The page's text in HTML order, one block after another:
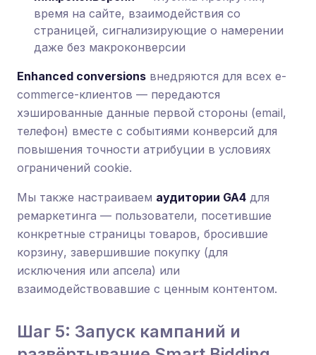
время на сайте, взаимодействия со
страницей, сигнализирующие о намерении
даже без макроконверсии
Enhanced conversions внедряются для всех e-
commerce-клиентов — передаются
хэшированные данные первой стороны (email,
телефон) вместе с событиями конверсий для
повышения точности атрибуции в условиях
ограничений cookie.
Мы также настраиваем аудитории GA4 для
ремаркетинга — пользователи, посетившие
конкретные страницы товаров, бросившие
корзину, завершившие покупку (для
исключения или апсела) или
взаимодействовавшие с ценным контентом.
Шаг 5: Запуск кампаний и